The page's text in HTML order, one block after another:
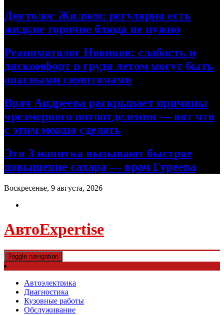
Диетолог Жиляев: регулярно есть
жидкие горячие блюда не нужно
Реаниматолог Новиков: слабость и
дискомфорт в груди летом могут быть
опасными симптомами
Врач Андреева раскрывает причины
чрезмерного потоотделения — вот что
с этим можно сделать
Эти 3 напитка вызывают быстрое
повышение сахара — врач Гуреева
Воскресенье, 9 августа, 2026
АвтоExpertise
Toggle navigation
Автоэлектрика
Диагностика
Кузовные работы
Обслуживание